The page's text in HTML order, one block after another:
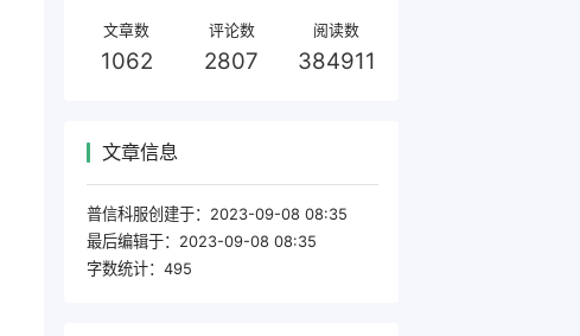
文章数
1062
评论数
2807
阅读数
384911
文章信息
普信科服创建于： 2023-09-08 08:35
最后编辑于： 2023-09-08 08:35
字数统计： 495